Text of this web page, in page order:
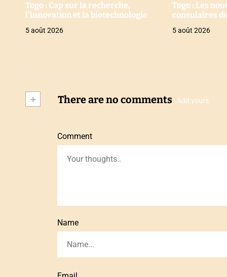
Togo : Cap sur la recherche,
l’innovation et la biotechnologie
5 août 2026
Togo : Les
consulaires
5 août 2026
+ There are no comments Add yours
Comment
Name